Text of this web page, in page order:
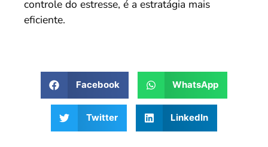
controle do estresse, é a estratágia mais
eficiente.
Facebook WhatsApp
Twitter LinkedIn